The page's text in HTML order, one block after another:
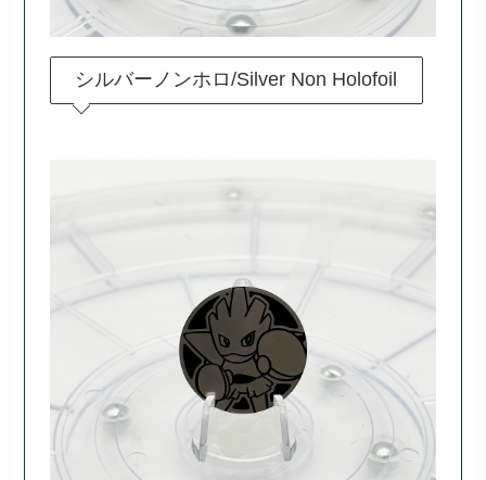
シルバーノンホロ/Silver Non Holofoil